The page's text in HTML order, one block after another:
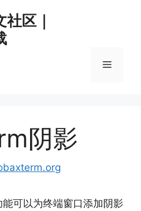
区｜
菜
阴影
可以为终端窗口添加阴影